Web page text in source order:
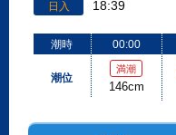
日入 18:39
潮時
潮位
00:00
満潮
146cm